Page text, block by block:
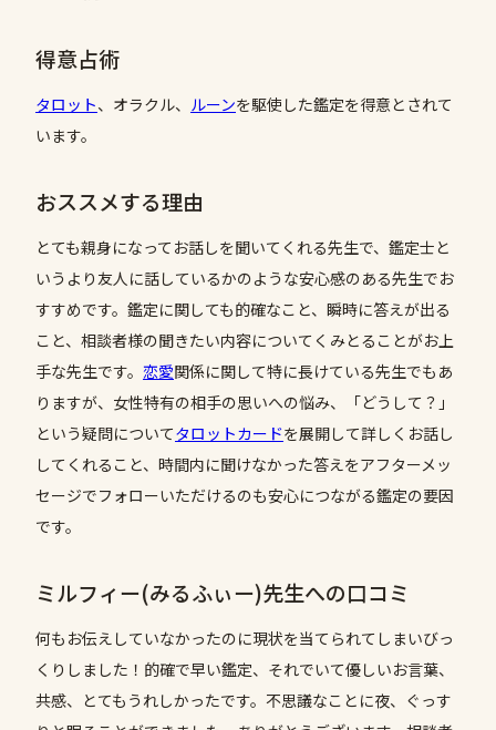
得意占術
タロット、オラクル、 ルーンを駆使した鑑定を得意とされて
います。
おススメする理由
とても親身になってお話しを聞いてくれる先生で、鑑定士と
いうより友人に話しているかのような安心感のある先生でお
すすめです。鑑定に関しても的確なこと、瞬時に答えが出る
こと、相談者様の聞きたい内容についてくみとることがお上
手な先生です。 恋愛関係に関して特に長けている先生でもあ
りますが、女性特有の相手の思いへの悩み、「どうして？」
という疑問についてタロットカードを展開して詳しくお話し
してくれること、時間内に聞けなかった答えをアフターメッ
セージでフォローいただけるのも安心につながる鑑定の要因
です。
ミルフィー(みるふぃー)先生への口コミ
何もお伝えしていなかったのに現状を当てられてしまいびっ
くりしました！的確で早い鑑定、それでいて優しいお言葉、
共感、とてもうれしかったです。不思議なことに夜、ぐっす